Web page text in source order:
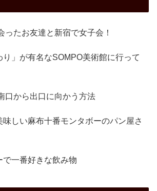
ったお友達と新宿で女子会！
り」が有名なSOMPO美術館に行って
口から出口に向かう方法
味しい麻布十番モンタボーのパン屋さ
で一番好きな飲み物